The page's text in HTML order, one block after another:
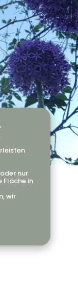
nur
Fläche in
wir